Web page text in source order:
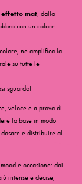
mat, dalla
con un colore
ne amplifica la
su tutte le
sguardo!
veloce e a prova di
la base in modo
e distribuire al
e occasione: dai
intense e decise,